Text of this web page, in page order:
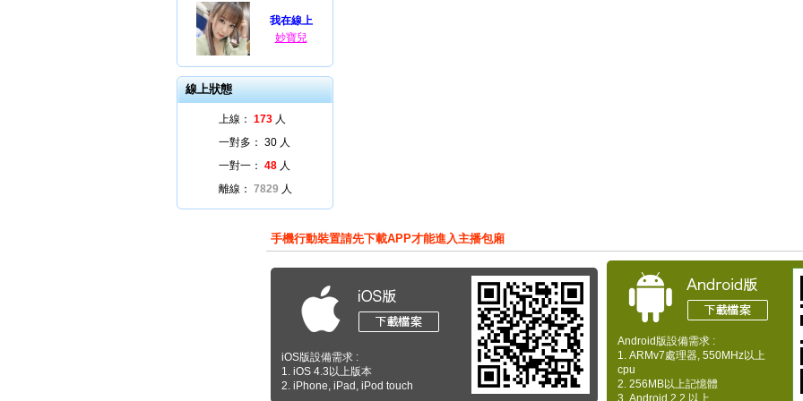
我在線上
妙寶兒
線上狀態
上線： 173 人
一對多： 30 人
一對一： 48 人
離線： 7829 人
手機行動裝置請先下載APP才能進入主播包廂
iOS版設備需求 :
1. iOS 4.3以上版本
2. iPhone, iPad, iPod touch
Android版設備需求 :
1. ARMv7處理器, 550MHz以上
cpu
2. 256MB以上記憶體
3. Android 2.2 以上